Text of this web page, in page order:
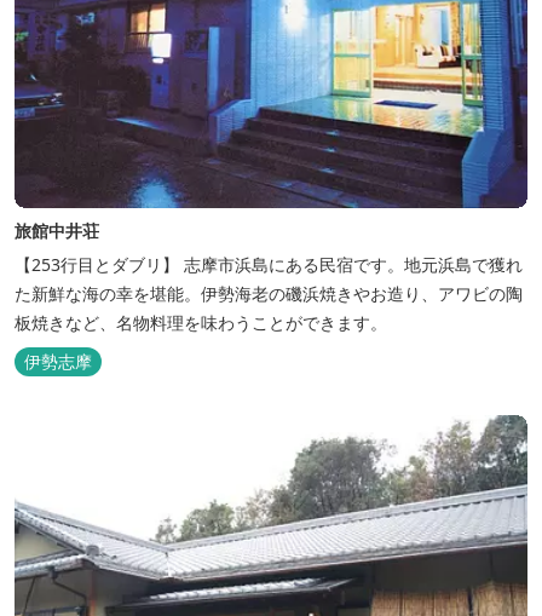
旅館中井荘
【253行目とダブリ】 志摩市浜島にある民宿です。地元浜島で獲れ
た新鮮な海の幸を堪能。伊勢海老の磯浜焼きやお造り、アワビの陶
板焼きなど、名物料理を味わうことができます。
伊勢志摩